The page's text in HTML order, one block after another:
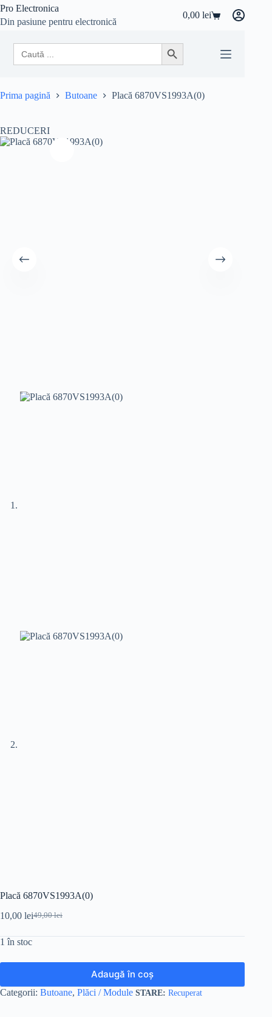
Sari
conținut
Pro Electronica
Din pasiune pentru electronică
Coș
cumpărături
0,00lei
Search
for:
Search Button
Prima pagină Butoane Placă 6870VS1993A(0)
REDUCERI
Placă 6870VS1993A(0)
49,00lei
Prețul
a
49,00 lei.
10,00 leiPrețul
este:
1 în stoc
Adaugă în coș
Categorii: Butoane, Plăci / Module Recuperat